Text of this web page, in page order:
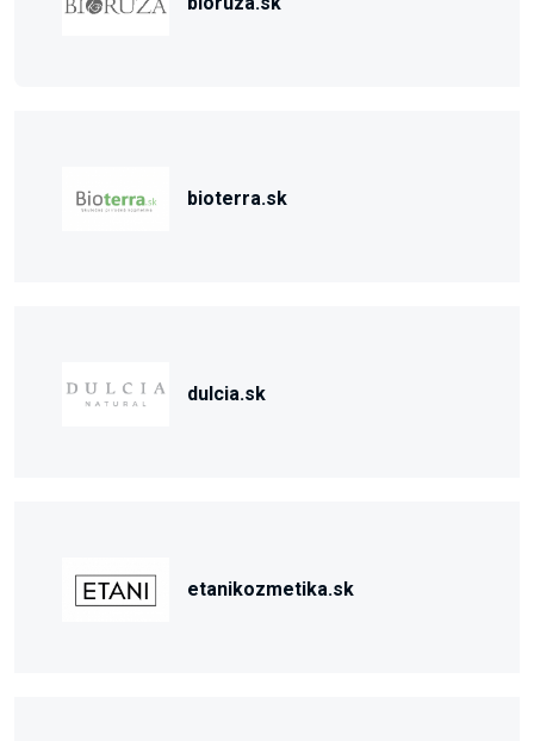
bioterra.sk
dulcia.sk
etanikozmetika.sk